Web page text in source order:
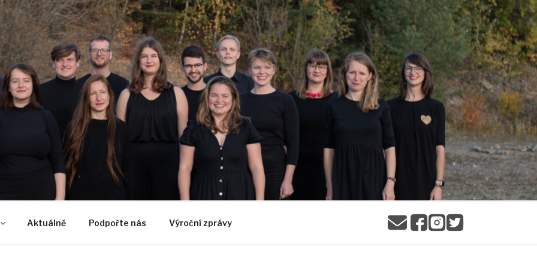
Aktuálně Podpořte nás Výroční zprávy